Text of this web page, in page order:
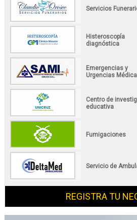
Servicios
Histeroscopía
diagnóstica
Emergencias y
Urgencias
Centro de
educativa
Fumigaciones
Servicio de
REGISTRA TU